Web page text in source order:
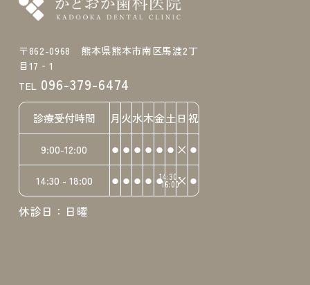
〒862-0968 熊本県熊本市南区馬渡2丁
目17‐1
TEL 096-379-6474
診療受付時間 月 火水木金土 日 祝
9:00-12:00 ⚫︎ ⚫︎ ⚫︎ ⚫︎ ⚫︎ ⚫︎ × ⚫︎
14:30 - 18:00 ⚫︎ ⚫︎ ⚫︎ ⚫︎ ⚫︎14:30-
16:00× ⚫︎
休診日：日曜